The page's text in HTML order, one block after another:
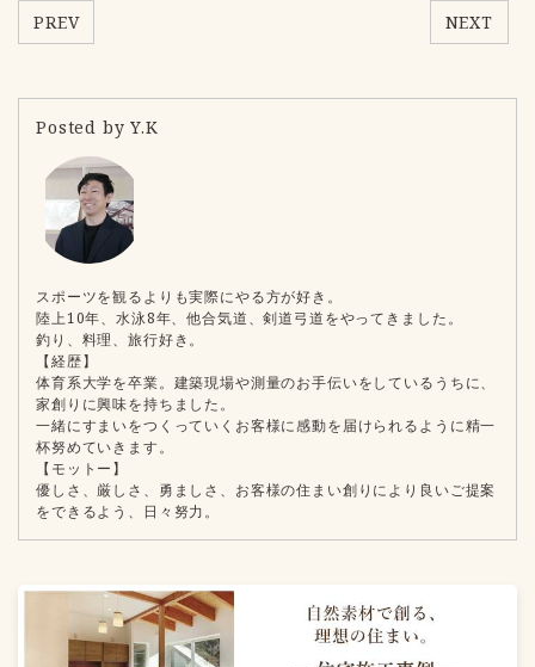
PREV NEXT
Posted by Y.K
スポーツを観るよりも実際にやる方が好き。
陸上10年、水泳8年、他合気道、剣道弓道をやってきました。
釣り、料理、旅行好き。
【経歴】
体育系大学を卒業。建築現場や測量のお手伝いをしているうちに、
家創りに興味を持ちました。
一緒にすまいをつくっていくお客様に感動を届けられるように精一
杯努めていきます。
【モットー】
優しさ、厳しさ、勇ましさ、お客様の住まい創りにより良いご提案
をできるよう、日々努力。